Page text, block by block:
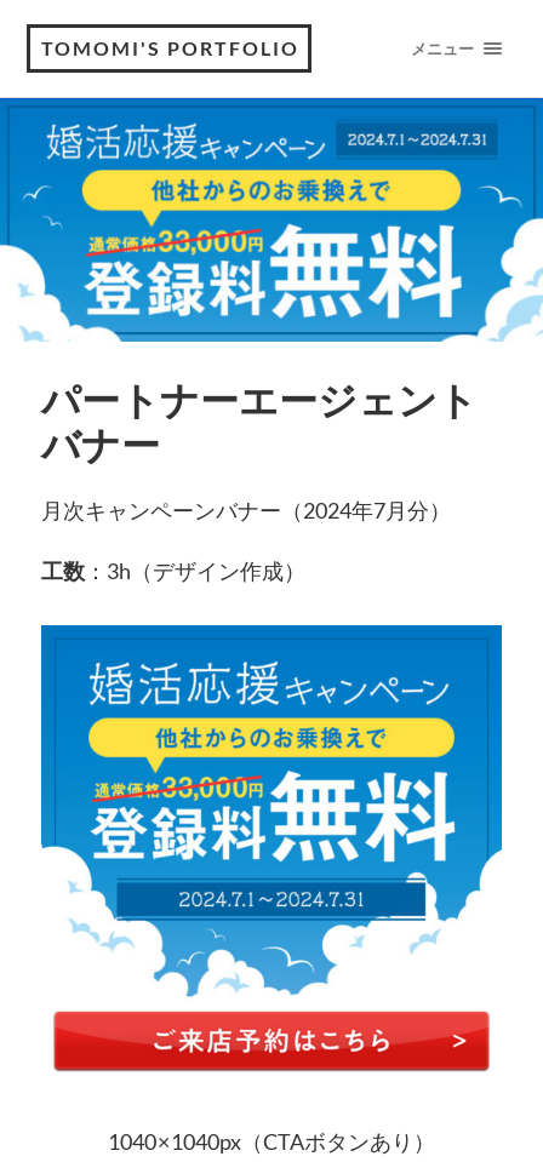
TOMOMI'S PORTFOLIO メニュー
パートナーエージェント
バナー
月次キャンペーンバナー（2024年7月分）
工数：3h（デザイン作成）
1040 × 1040px（CTAボタンあり）